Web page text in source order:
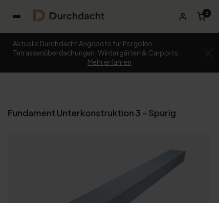
0
Aktuelle Durchdacht Angebote für Pergolen,
Terrassenüberdachungen, Wintergärten & Carports.
Mehr erfahren
Fundament Unterkonstruktion 3 – Spurig